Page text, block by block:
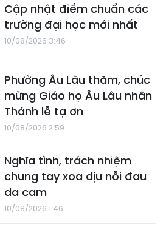
Cập nhật điểm chuẩn các
trường đại học mới nhất
10/08/2026 3:46
Phường Âu Lâu thăm, chúc
mừng Giáo họ Âu Lâu nhân
Thánh lễ tạ ơn
10/08/2026 2:59
Nghĩa tình, trách nhiệm
chung tay xoa dịu nỗi đau
da cam
10/08/2026 1:46